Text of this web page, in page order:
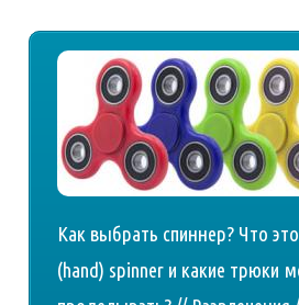
Как выбрать спиннер? Что
(hand) spinner и какие трюки